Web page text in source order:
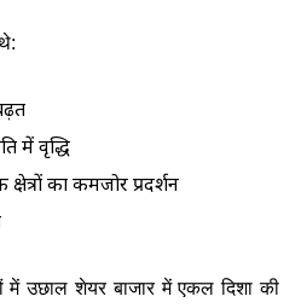
में वृद्धि
क्षेत्रों का कमजोर प्रदर्शन
में उछाल शेयर बाजार में एकल दिशा की